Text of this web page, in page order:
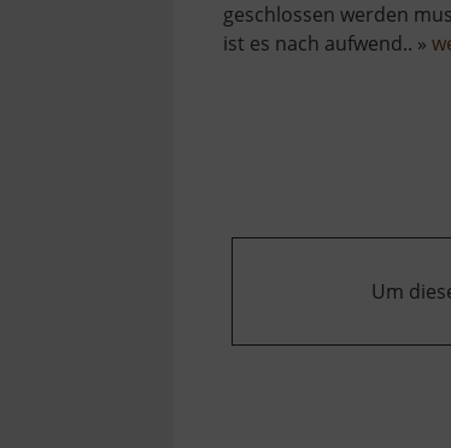
geschlossen werden
ist es nach aufwend.. »
Um